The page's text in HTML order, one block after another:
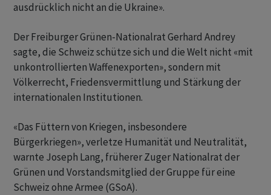
ausdrücklich nicht an die Ukraine».
Der Freiburger Grünen-Nationalrat Gerhard Andrey
sagte, die Schweiz schütze sich und die Welt nicht «mit
unkontrollierten Waffenexporten», sondern mit
Völkerrecht, Friedensvermittlung und Stärkung der
internationalen Institutionen.
«Das Füttern von Kriegen, insbesondere
Bürgerkriegen», verletze Humanität und Neutralität,
warnte Joseph Lang, früherer Zuger Nationalrat der
Grünen und Vorstandsmitglied der Gruppe für eine
Schweiz ohne Armee (GSoA).